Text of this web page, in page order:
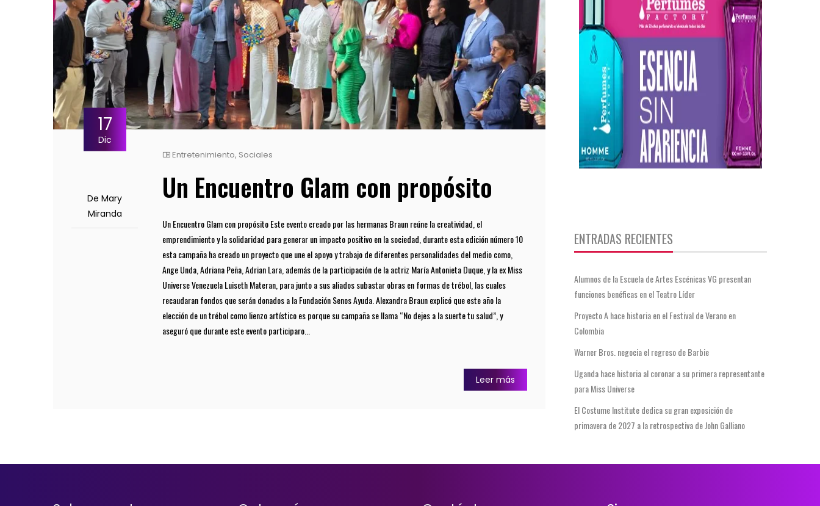
17
Dic
De Mary
Miranda
Entretenimiento, Sociales
Un Encuentro Glam con propósito
Un Encuentro Glam con propósito Este evento creado por las hermanas Braun reúne la creatividad, el
emprendimiento y la solidaridad para generar un impacto positivo en la sociedad, durante esta edición número 10
esta campaña ha creado un proyecto que une el apoyo y trabajo de diferentes personalidades del medio como,
Ange Unda, Adriana Peña, Adrian Lara, además de la participación de la actriz María Antonieta Duque, y la ex Miss
Universe Venezuela Luiseth Materan, para junto a sus aliados subastar obras en formas de trébol, las cuales
recaudaran fondos que serán donados a la Fundación Senos Ayuda. Alexandra Braun explicó que este año la
elección de un trébol como lienzo artístico es porque su campaña se llama “No dejes a la suerte tu salud”, y
aseguró que durante este evento participaro...
Leer más
ENTRADAS RECIENTES
Alumnos de la Escuela de Artes Escénicas VG presentan
funciones benéficas en el Teatro Líder
Proyecto A hace historia en el Festival de Verano en
Colombia
Warner Bros. negocia el regreso de Barbie
Uganda hace historia al coronar a su primera representante
para Miss Universe
El Costume Institute dedica su gran exposición de
primavera de 2027 a la retrospectiva de John Galliano